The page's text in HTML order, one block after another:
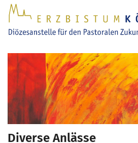
Zum Inhalt springen
Diverse Anlässe